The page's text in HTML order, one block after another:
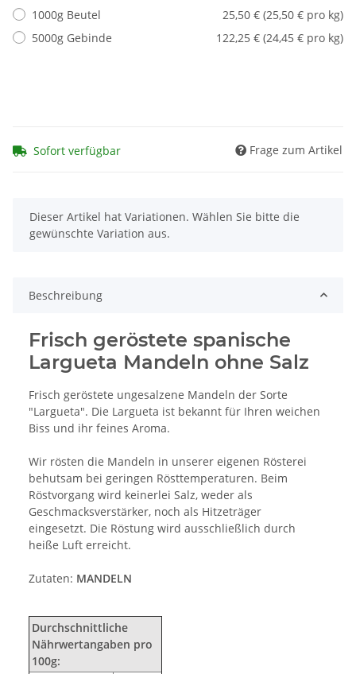
1000g Beutel
25,50 € (25,50 € pro kg)
5000g Gebinde
122,25 € (24,45 € pro kg)
Sofort verfügbar Frage zum Artikel
x
Dieser Artikel hat Variationen. Wählen Sie bitte die
gewünschte Variation aus.
Beschreibung
Frisch geröstete spanische
Largueta Mandeln ohne Salz
Frisch geröstete ungesalzene Mandeln der Sorte
"Largueta". Die Largueta ist bekannt für Ihren weichen
Biss und ihr feines Aroma.
Wir rösten die Mandeln in unserer eigenen Rösterei
behutsam bei geringen Rösttemperaturen. Beim
Röstvorgang wird keinerlei Salz, weder als
Geschmacksverstärker, noch als Hitzeträger
eingesetzt. Die Röstung wird ausschließlich durch
heiße Luft erreicht.
Zutaten: MANDELN
Durchschnittliche
Nährwertangaben pro
100g: